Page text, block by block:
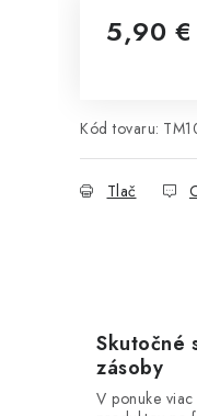
5,90 €
Kód tovaru:
Tlač
Skutočné
zásoby
V ponuke